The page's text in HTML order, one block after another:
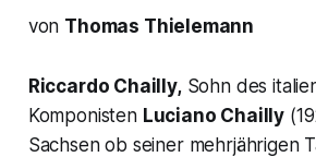
von Thomas Thielemann
Riccardo Chailly,Sohn des
Komponisten Luciano Chailly
Sachsen ob seiner mehrjährigen